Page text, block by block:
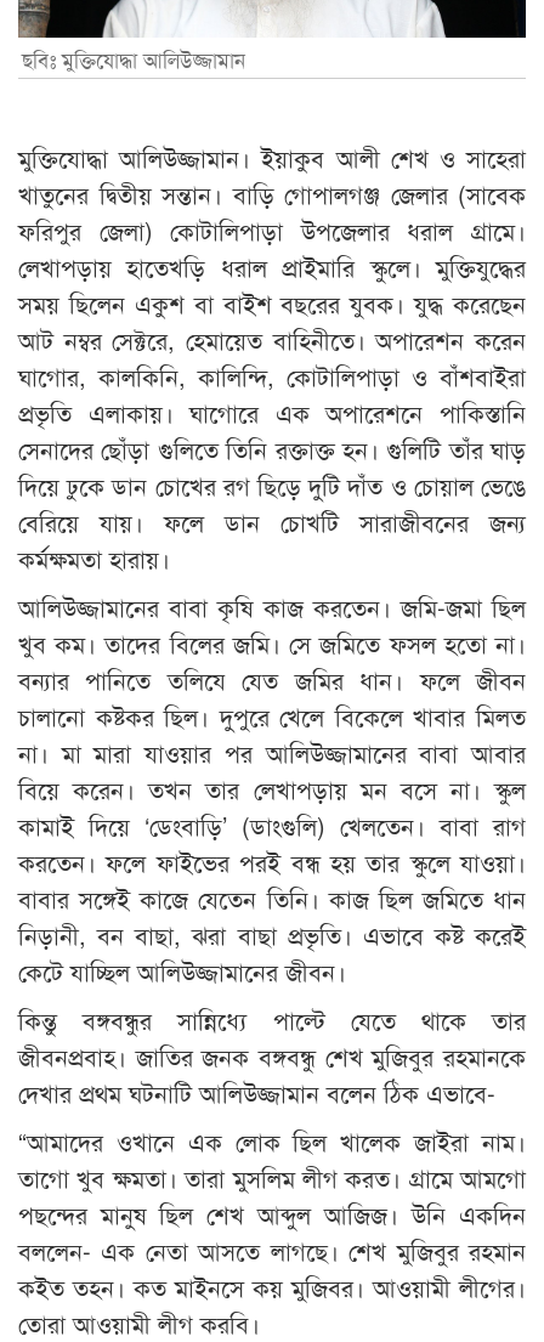
ছবিঃ মুক্তিযোদ্ধা আলিউজ্জামান
মুক্তিযোদ্ধা আলিউজ্জামান। ইয়াকুব আলী শেখ ও সাহেরা
খাতুনের দ্বিতীয় সন্তান। বাড়ি গোপালগঞ্জ জেলার (সাবেক
ফরিপুর জেলা) কোটালিপাড়া উপজেলার ধরাল গ্রামে।
লেখাপড়ায় হাতেখড়ি ধরাল প্রাইমারি স্কুলে। মুক্তিযুদ্ধের
সময় ছিলেন একুশ বা বাইশ বছরের যুবক। যুদ্ধ করেছেন
আট নম্বর সেক্টরে, হেমায়েত বাহিনীতে। অপারেশন করেন
ঘাগোর, কালকিনি, কালিন্দি, কোটালিপাড়া ও বাঁশবাইরা
প্রভৃতি এলাকায়। ঘাগোরে এক অপারেশনে পাকিস্তানি
সেনাদের ছোঁড়া গুলিতে তিনি রক্তাক্ত হন। গুলিটি তাঁর ঘাড়
দিয়ে ঢুকে ডান চোখের রগ ছিড়ে দুটি দাঁত ও চোয়াল ভেঙে
বেরিয়ে যায়। ফলে ডান চোখটি সারাজীবনের জন্য
কর্মক্ষমতা হারায়।
আলিউজ্জামানের বাবা কৃষি কাজ করতেন। জমি-জমা ছিল
খুব কম। তাদের বিলের জমি। সে জমিতে ফসল হতো না।
বন্যার পানিতে তলিযে যেত জমির ধান। ফলে জীবন
চালানো কষ্টকর ছিল। দুপুরে খেলে বিকেলে খাবার মিলত
না। মা মারা যাওয়ার পর আলিউজ্জামানের বাবা আবার
বিয়ে করেন। তখন তার লেখাপড়ায় মন বসে না। স্কুল
কামাই দিয়ে ‘ডেংবাড়ি’ (ডাংগুলি) খেলতেন। বাবা রাগ
করতেন। ফলে ফাইভের পরই বন্ধ হয় তার স্কুলে যাওয়া।
বাবার সঙ্গেই কাজে যেতেন তিনি। কাজ ছিল জমিতে ধান
নিড়ানী, বন বাছা, ঝরা বাছা প্রভৃতি। এভাবে কষ্ট করেই
কেটে যাচ্ছিল আলিউজ্জামানের জীবন।
কিন্তু বঙ্গবন্ধুর সান্নিধ্যে পাল্টে যেতে থাকে তার
জীবনপ্রবাহ। জাতির জনক বঙ্গবন্ধু শেখ মুজিবুর রহমানকে
দেখার প্রথম ঘটনাটি আলিউজ্জামান বলেন ঠিক এভাবে-
“আমাদের ওখানে এক লোক ছিল খালেক জাইরা নাম।
তাগো খুব ক্ষমতা। তারা মুসলিম লীগ করত। গ্রামে আমগো
পছন্দের মানুষ ছিল শেখ আব্দুল আজিজ। উনি একদিন
বললেন- এক নেতা আসতে লাগছে। শেখ মুজিবুর রহমান
কইত তহন। কত মাইনসে কয় মুজিবর। আওয়ামী লীগের।
তোরা আওয়ামী লীগ করবি।